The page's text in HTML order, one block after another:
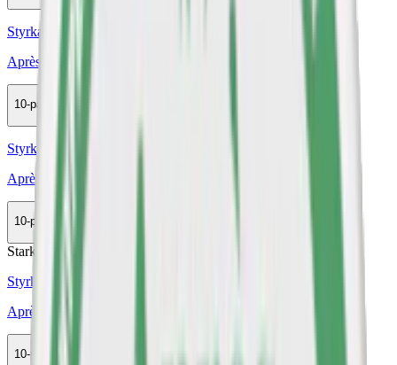
Styrka Normal · Slim
Après No.7 Very Berry
10-pack
Styrka Normal · Slim
Après No.9 Cactus Lime Extra Strong
10-pack
Stark
Styrka Stark · Slim
Après No.8 Raspberry Liqorice Hypèr Strong
10-pack